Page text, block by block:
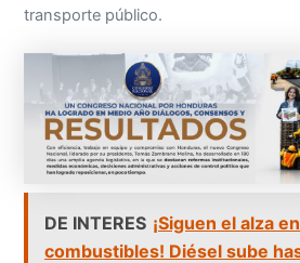
transporte público.
DE INTERES ¡Siguen el alza
combustibles! Diésel sube